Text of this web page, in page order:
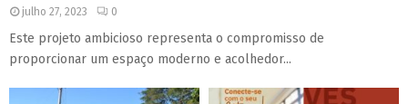
julho 27, 2023 0
Este projeto ambicioso representa o compromisso de
proporcionar um espaço moderno e acolhedor...